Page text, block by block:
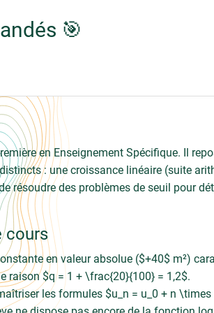
🎯
en Enseignement Spécifique. Il
: une croissance linéaire (suite
résoudre des problèmes de seuil pour
cours
en valeur absolue ($+40$ m²)
raison $q = 1 + \frac{20}{100} = 1,2$.
les formules $u_n = u_0 + n